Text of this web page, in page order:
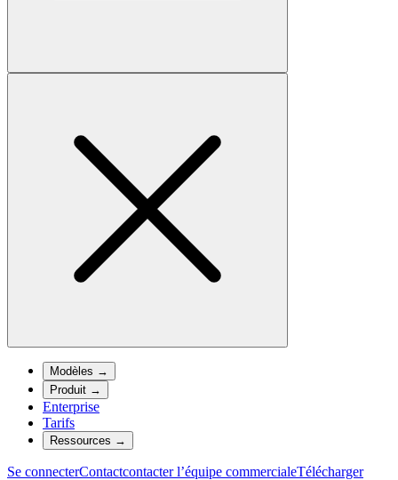
Modèles →
Produit →
Enterprise
Tarifs
Ressources →
Se connecterContactcontacter l’équipe commercialeTélécharger